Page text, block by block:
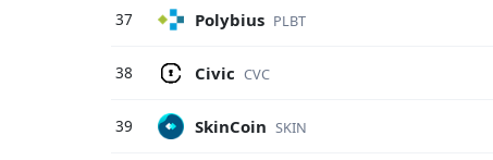
37 Polybius PLBT
38 Civic CVC
39 SkinCoin SKIN